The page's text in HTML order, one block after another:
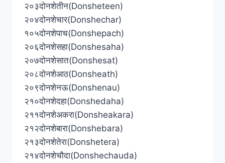
२०३दोनशेतीन(Donsheteen)
२०४दोनशेचार(Donshechar)
१०५दोनशेपाच(Donshepach)
२०६दोनशेसहा(Donshesaha)
२०७दोनशेसात(Donshesat)
२०८दोनशेआठ(Donsheath)
२०९दोनशेनऊ(Donshenau)
२१०दोनशेदहा(Donshedaha)
२११दोनशेअकरा(Donsheakara)
२१२दोनशेबारा(Donshebara)
२१३दोनशेतेरा(Donshetera)
२१४दोनशेचौदा(Donshechauda)